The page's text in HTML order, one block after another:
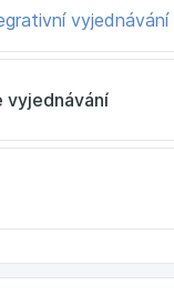
vyjednávání